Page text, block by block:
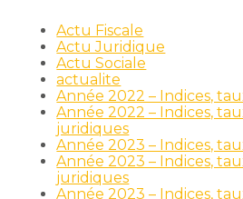
Actu Fiscale
Actu Juridique
Actu Sociale
actualite
Année 2022 – Indices,
Année 2022 – Indices,
juridiques
Année 2023 – Indices,
Année 2023 – Indices,
juridiques
Année 2023 – Indices,